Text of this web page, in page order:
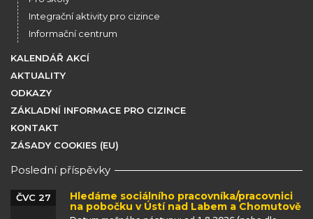
Integrační aktivity pro cizince
Informační centrum
KALENDÁŘ AKCÍ
AKTUALITY
ODKAZY
ZÁKLADNÍ INFORMACE PRO CIZINCE
KONTAKT
ZÁSADY COOKIES (EU)
Poslední příspěvky
Hledáme sociálního pracovníka/pracovnici
na pobočku v Ústí nad Labem a Chomutově
ČVC 27